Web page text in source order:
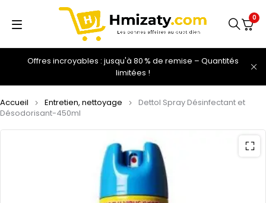
Offres incroyables : jusqu'à 80 % de remise – Quantités
limitées !
0
Accueil Entretien, nettoyage
Dettol Spray Désinfectant et
Désodorisant-450ml